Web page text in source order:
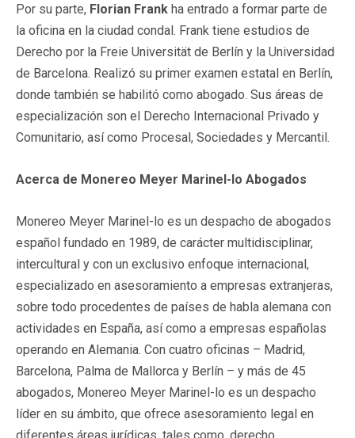
Por su parte, Florian Frank ha entrado a formar parte de
la oficina en la ciudad condal. Frank tiene estudios de
Derecho por la Freie Universität de Berlín y la Universidad
de Barcelona. Realizó su primer examen estatal en Berlín,
donde también se habilitó como abogado. Sus áreas de
especialización son el Derecho Internacional Privado y
Comunitario, así como Procesal, Sociedades y Mercantil.
Acerca de Monereo Meyer Marinel-lo Abogados
Monereo Meyer Marinel-lo es un despacho de abogados
español fundado en 1989, de carácter multidisciplinar,
intercultural y con un exclusivo enfoque internacional,
especializado en asesoramiento a empresas extranjeras,
sobre todo procedentes de países de habla alemana con
actividades en España, así como a empresas españolas
operando en Alemania. Con cuatro oficinas – Madrid,
Barcelona, Palma de Mallorca y Berlín – y más de 45
abogados, Monereo Meyer Marinel-lo es un despacho
líder en su ámbito, que ofrece asesoramiento legal en